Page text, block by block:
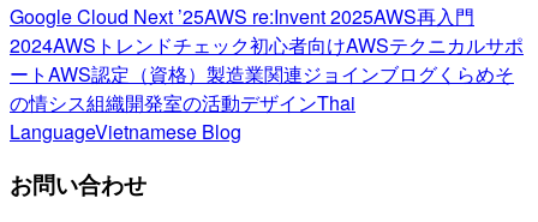
Google Cloud Next ’25AWS re:Invent 2025AWS再入門
2024AWSトレンドチェック初心者向けAWSテクニカルサポ
ートAWS認定（資格） 製造業関連ジョインブログくらめそ
の情シス組織開発室の活動デザインThai
LanguageVietnamese Blog
お問い合わせ